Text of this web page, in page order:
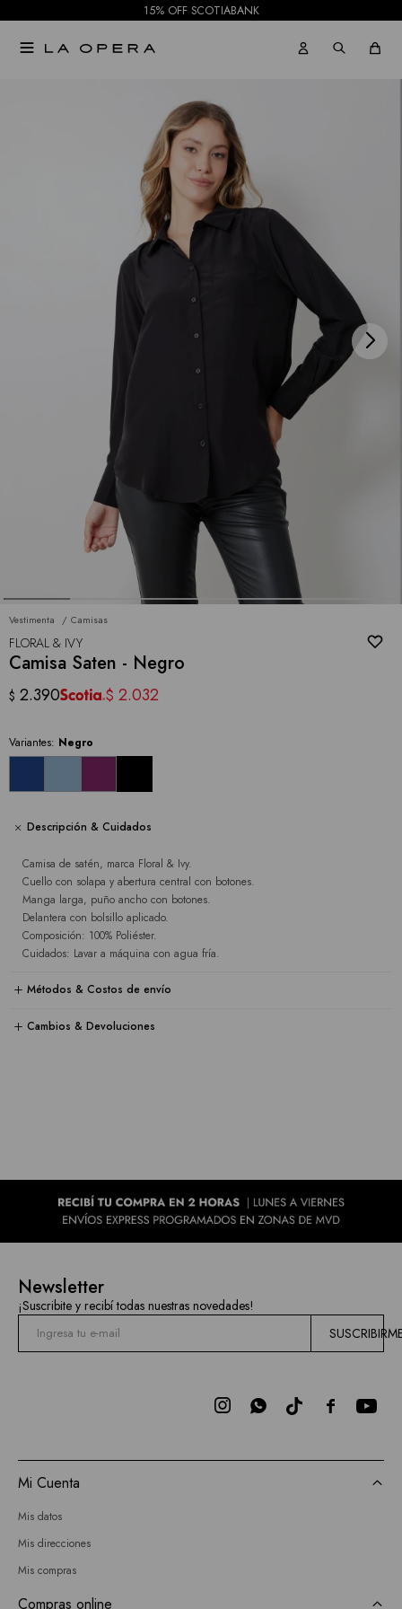
15% OFF SCOTIABANK

Vestimenta Camisas
FLORAL & IVY
Camisa Saten - Negro
$ 2.390 $ 2.032
Variantes: Negro
Descripción & Cuidados
Camisa de satén, marca Floral & Ivy.
Cuello con solapa y abertura central con botones.
Manga larga, puño ancho con botones.
Delantera con bolsillo aplicado.
Composición: 100% Poliéster.
Cuidados: Lavar a máquina con agua fría.
Métodos & Costos de envío
Cambios & Devoluciones
Newsletter
¡Suscribite y recibí todas nuestras novedades!

 
Mi Cuenta
Mis datos
Mis direcciones
Mis compras
Compras online